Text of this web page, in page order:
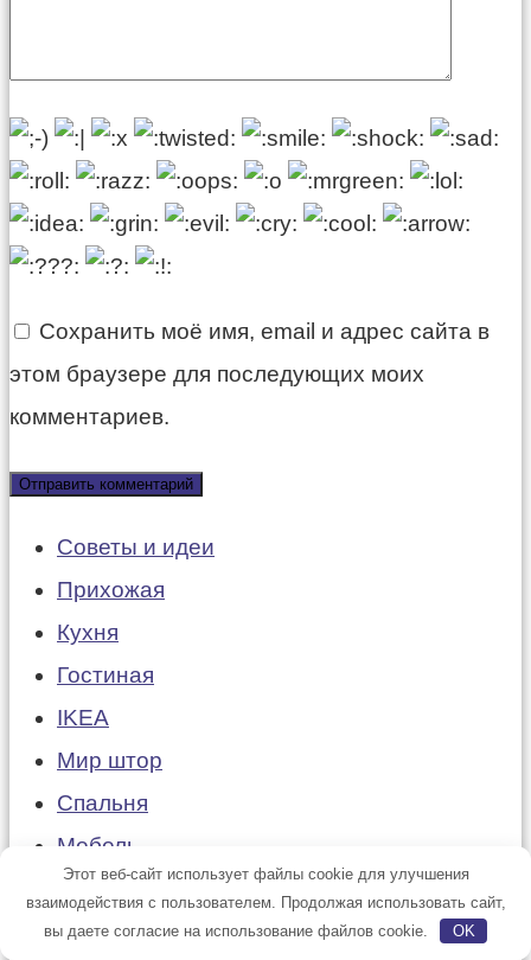
Сохранить моё имя, email и адрес сайта в
этом браузере для последующих моих
комментариев.
Советы и идеи
Прихожая
Кухня
Гостиная
IKEA
Мир штор
Спальня
Мебель
Дизайн и декор
Карта сайта
Этот веб-сайт использует файлы cookie для улучшения
взаимодействия с пользователем. Продолжая использовать сайт,
вы даете согласие на использование файлов cookie.
OK